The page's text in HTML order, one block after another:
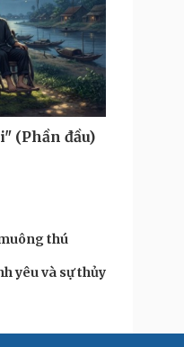
(Phần đầu)
thú
yêu và sự thủy